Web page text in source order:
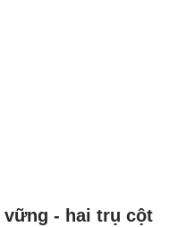
vững - hai trụ cột